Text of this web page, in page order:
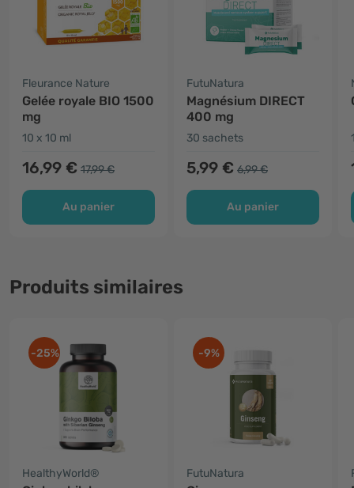
Fleurance Nature
Gelée royale BIO 1500
mg
10 x 10 ml
16,99 € 17,99 €
Au panier
FutuNatura
Magnésium DIRECT
400 mg
30 sachets
5,99 € 6,99 €
Au panier
Produits similaires
-25%
HealthyWorld®
-9%
FutuNatura